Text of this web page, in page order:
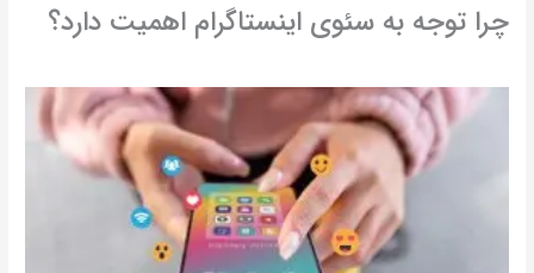
چرا توجه به سئوی اینستاگرام اهمیت دارد؟